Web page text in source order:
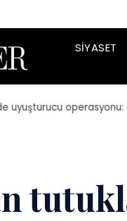
SIYASET
operasyonu: 844